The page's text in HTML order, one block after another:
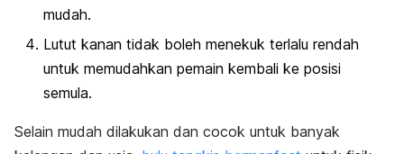
mudah.
Lutut kanan tidak boleh menekuk terlalu rendah
untuk memudahkan pemain kembali ke posisi
semula.
Selain mudah dilakukan dan cocok untuk banyak